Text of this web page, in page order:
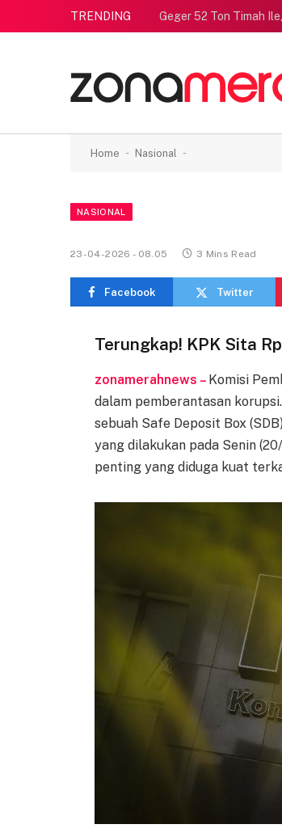
TRENDING Geger 52 Ton Timah
Home - Nasional -
NASIONAL
23-04-2026 - 08.05 3 Mins Read
Facebook Twitter
Terungkap! KPK Sita
zonamerahnews – Komisi
dalam pemberantasan
sebuah Safe Deposit Box
yang dilakukan pada Senin
penting yang diduga kuat